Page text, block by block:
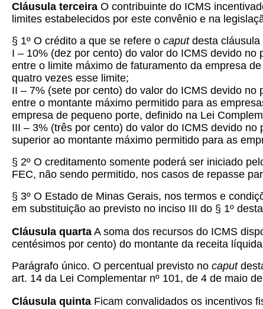
Cláusula terceira O contribuinte do ICMS
limites estabelecidos por este convênio e na
§ 1º O crédito a que se refere o caputdesta cláusula
I – 10% (dez por cento) do valor do ICMS devido
entre o limite máximo de faturamento da empresa
quatro vezes esse limite;
II – 7% (sete por cento) do valor do ICMS devido
entre o montante máximo permitido para as
empresa de pequeno porte, definido na Lei
III – 3% (três por cento) do valor do ICMS devido
superior ao montante máximo permitido para as
§ 2º O creditamento somente poderá ser iniciado
FEC, não sendo permitido, nos casos de repasse
§ 3º O Estado de Minas Gerais, nos termos e
em substituição ao previsto no inciso III do § 1º
Cláusula quarta A soma dos recursos do ICMS
centésimos por cento) do montante da receita
Parágrafo único. O percentual previsto no caput
art. 14 da Lei Complementar nº 101, de 4 de maio
Cláusula quinta Ficam convalidados os incentivos